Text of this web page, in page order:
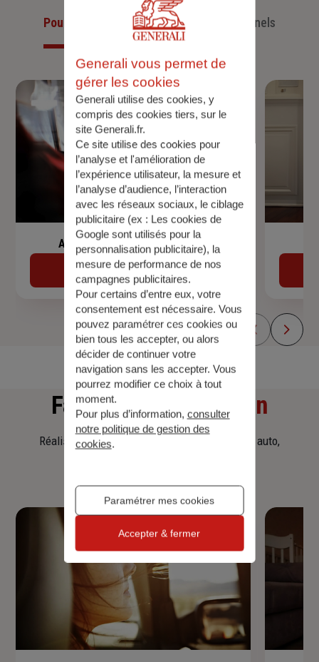
Pour les particuliersPour les professionnels
Assurance de prêt immobilier
Découvrir
Faitesune simulation
Réalisez une simulation tarifaire d'assurance, auto,
Generali vous permet de
gérer les cookies
Generali utilise des cookies, y
compris des cookies tiers, sur le
site Generali.fr.
Ce site utilise des cookies pour
l’analyse et l'amélioration de
l’expérience utilisateur, la mesure et
l’analyse d’audience, l’interaction
avec les réseaux sociaux, le ciblage
publicitaire (ex : Les cookies de
Google sont utilisés pour la
personnalisation publicitaire), la
mesure de performance de nos
campagnes publicitaires.
Pour certains d’entre eux, votre
consentement est nécessaire. Vous
pouvez paramétrer ces cookies ou
bien tous les accepter, ou alors
décider de continuer votre
navigation sans les accepter. Vous
pourrez modifier ce choix à tout
moment.
Pour plus d’information, consulter
notre politique de gestion des
cookies.
Paramétrer mes cookies
Accepter & fermer